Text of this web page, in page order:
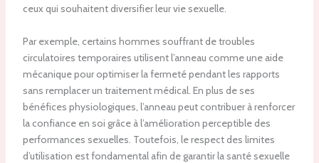
ceux qui souhaitent diversifier leur vie sexuelle.
Par exemple, certains hommes souffrant de troubles
circulatoires temporaires utilisent l’anneau comme une aide
mécanique pour optimiser la fermeté pendant les rapports
sans remplacer un traitement médical. En plus de ses
bénéfices physiologiques, l’anneau peut contribuer à renforcer
la confiance en soi grâce à l’amélioration perceptible des
performances sexuelles. Toutefois, le respect des limites
d’utilisation est fondamental afin de garantir la santé sexuelle